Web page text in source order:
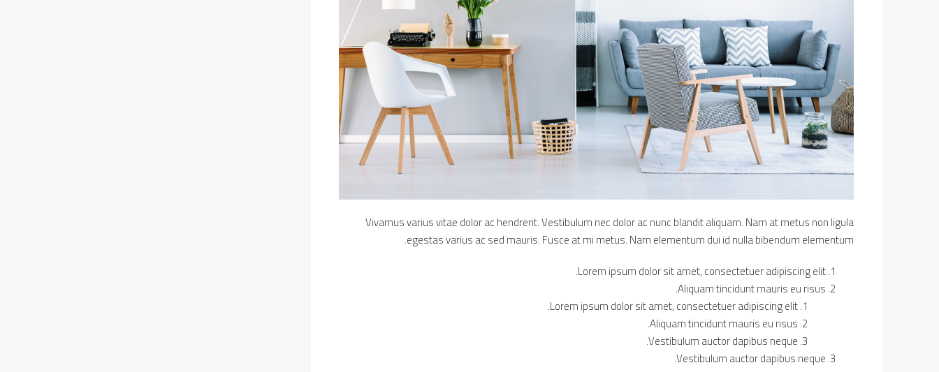
Vivamus varius vitae dolor ac hendrerit. Vestibulum nec dolor ac nunc blandit aliquam. Nam at metus non ligula
egestas varius ac sed mauris. Fusce at mi metus. Nam elementum dui id nulla bibendum elementum.
Lorem ipsum dolor sit amet, consectetuer adipiscing elit.
Aliquam tincidunt mauris eu risus.
Lorem ipsum dolor sit amet, consectetuer adipiscing elit.
Aliquam tincidunt mauris eu risus.
Vestibulum auctor dapibus neque.
Vestibulum auctor dapibus neque.